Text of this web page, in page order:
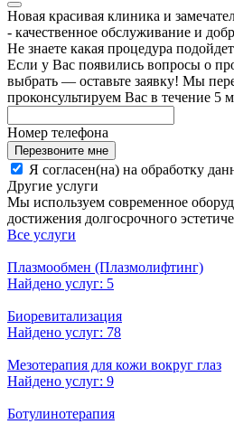
Новая красивая клиника и
- качественное обслуживание и
Не знаете какая процедура
Если у Вас появились вопросы о
выбрать — оставьте заявку! Мы
проконсультируем Вас в течение 5
Номер телефона
Перезвоните мне
Я согласен(на) на обработку
Другие услуги
Мы используем современное
достижения долгосрочного
Все услуги
Плазмообмен (Плазмолифтинг)
Найдено услуг: 5
Биоревитализация
Найдено услуг: 78
Мезотерапия для кожи вокруг глаз
Найдено услуг: 9
Ботулинотерапия